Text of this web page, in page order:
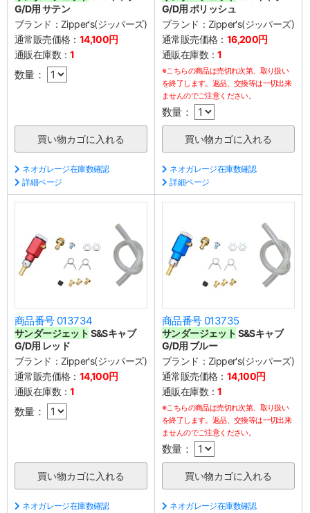
G/D用 サテン
ブランド： Zipper's(ジッパーズ)
通常販売価格： 14,100円
通販在庫数：1
数量：
ネオガレージ在庫数確認
詳細ページ
G/D用 ポリッシュ
ブランド： Zipper's(ジッパーズ)
通常販売価格： 16,200円
通販在庫数：1
※こちらの商品は売切れ次第、取り扱い
を終了します。返品、交換等は一切出来
ませんのでご注意ください。
数量：
ネオガレージ在庫数確認
詳細ページ
商品番号 013734
サンダージェット S&Sキャブ
G/D用 レッド
ブランド： Zipper's(ジッパーズ)
通常販売価格： 14,100円
通販在庫数：1
数量：
ネオガレージ在庫数確認
商品番号 013735
サンダージェット S&Sキャブ
G/D用 ブルー
ブランド： Zipper's(ジッパーズ)
通常販売価格： 14,100円
通販在庫数：1
※こちらの商品は売切れ次第、取り扱い
を終了します。返品、交換等は一切出来
ませんのでご注意ください。
数量：
ネオガレージ在庫数確認